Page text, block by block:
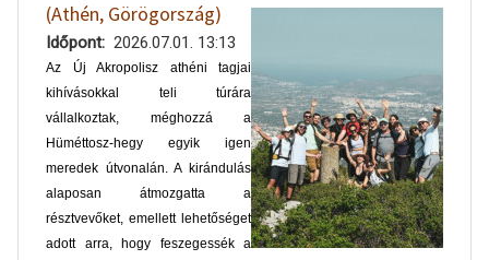
(Athén, Görögország)
Időpont 2026.07.01. 13:13
Az Új Akropolisz athéni tagjai
kihívásokkal teli túrára
vállalkoztak, méghozzá a
Hüméttosz-hegy egyik igen
meredek útvonalán. A kirándulás
alaposan átmozgatta a
résztvevőket, emellett lehetőséget
adott arra, hogy feszegessék a